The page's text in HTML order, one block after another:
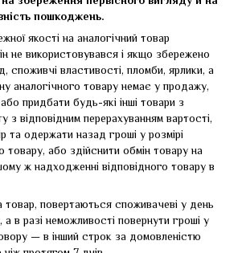
пошкоджень.
якості на аналогічний товар
не використовувався і якщо збережено
споживчі властивості, пломби, ярлики, а
аналогічного товару немає у продажу,
придбати будь-які інші товари з
з відповідним перерахуванням вартості,
та одержати назад гроші у розмірі
товару, або здійснити обмін товару на
ж надходженні відповідного товару в
повертаються споживачеві у день
а в разі неможливості повернути гроші у
— в інший строк за домовленістю